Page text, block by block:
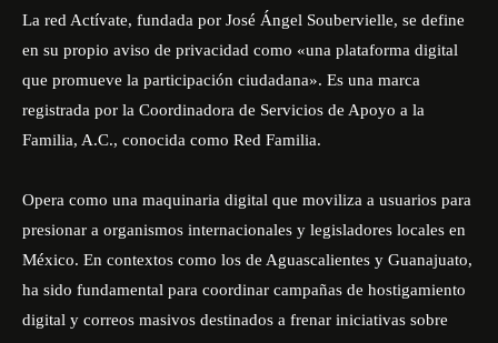
La red Actívate, fundada por José Ángel Soubervielle, se define
en su propio aviso de privacidad como «una plataforma digital
que promueve la participación ciudadana». Es una marca
registrada por la Coordinadora de Servicios de Apoyo a la
Familia, A.C., conocida como Red Familia.
Opera como una maquinaria digital que moviliza a usuarios para
presionar a organismos internacionales y legisladores locales en
México. En contextos como los de Aguascalientes y Guanajuato,
ha sido fundamental para coordinar campañas de hostigamiento
digital y correos masivos destinados a frenar iniciativas sobre